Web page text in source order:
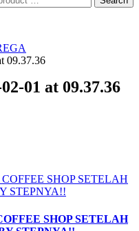
09.37.36
01 at 09.37.36
SHOP SETELAH